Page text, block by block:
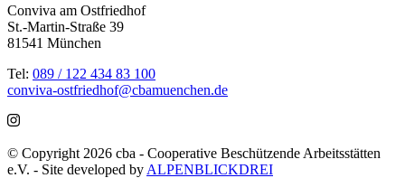
Conviva am Ostfriedhof
St.-Martin-Straße 39
81541 München
Tel: 089 / 122 434 83 100
conviva-ostfriedhof@cbamuenchen.de
© Copyright 2026 cba - Cooperative Beschützende Arbeitsstätten
e.V. - Site developed by ALPENBLICKDREI